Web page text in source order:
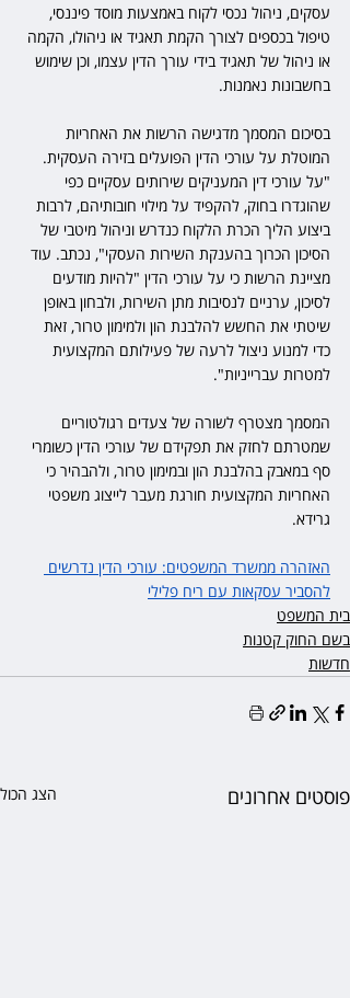
עסקים, ניהול נכסי לקוח באמצעות מוסד פיננסי,
טיפול בכספים לצורך הקמת תאגיד או ניהולו, הקמה
או ניהול של תאגיד בידי עורך הדין עצמו, וכן שימוש
בחשבונות נאמנות.
בסיכום המסמך מדגישה הרשות את האחריות
המוטלת על עורכי הדין הפועלים בזירה העסקית.
"על עורכי דין המעניקים שירותים עסקיים כפי
שהוגדרו בחוק, להקפיד על מילוי חובותיהם, לרבות
ביצוע הליך הכרת הלקוח כנדרש וניהול מיטבי של
הסיכון הכרוך בהענקת השירות העסקי", נכתב. עוד
מציינת הרשות כי על עורכי הדין "להיות מודעים
לסיכון, ערניים לנסיבות מתן השירות, ולבחון באופן
שיטתי את החשש להלבנת הון ולמימון טרור, זאת
כדי למנוע ניצול לרעה של פעילותם המקצועית
למטרות עברייניות".
המסמך מצטרף לשורה של צעדים רגולטוריים
שמטרתם לחזק את תפקידם של עורכי הדין כשומרי
סף במאבק בהלבנת הון ובמימון טרור, ולהבהיר כי
האחריות המקצועית חורגת מעבר לייצוג משפטי
גרידא.
האזהרה ממשרד המשפטים: עורכי הדין נדרשים
להסביר עסקאות עם ריח פלילי
בית המשפט
בשם החוק קטנות
חדשות
פוסטים אחרונים הצג הכול